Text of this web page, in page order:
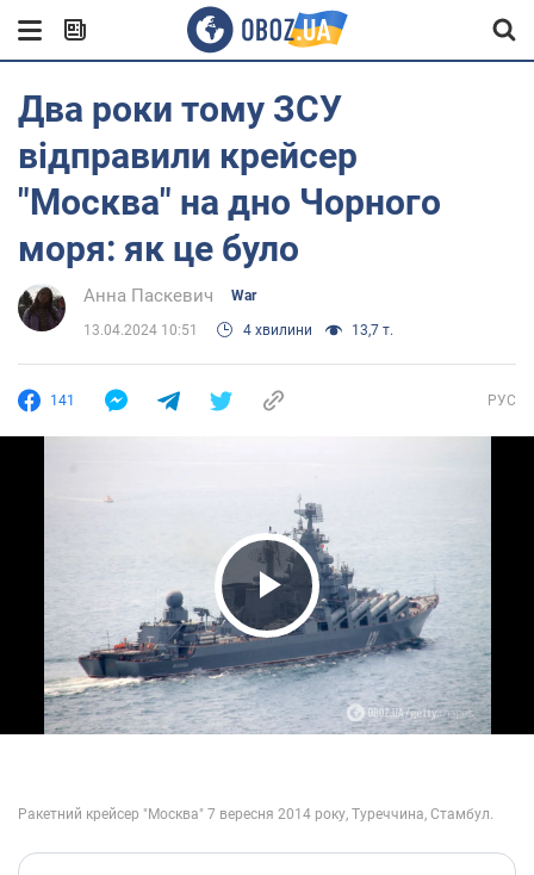
Два роки тому ЗСУ
відправили крейсер
"Москва" на дно Чорного
моря: як це було
Анна Паскевич War
13.04.2024 10:51 4 хвилини 13,7 т.
141 РУС
Play Video